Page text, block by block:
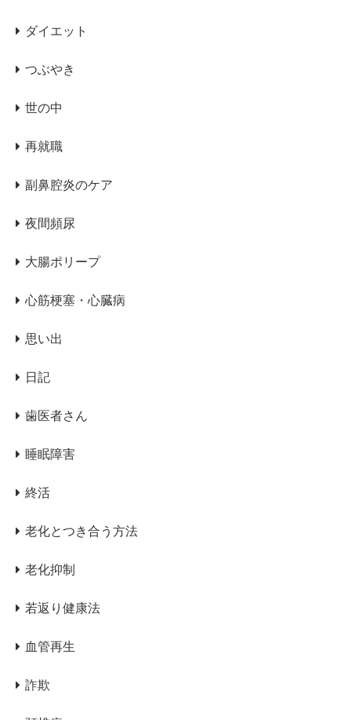
ダイエット
つぶやき
世の中
再就職
副鼻腔炎のケア
夜間頻尿
大腸ポリープ
心筋梗塞・心臓病
思い出
日記
歯医者さん
睡眠障害
終活
老化とつき合う方法
老化抑制
若返り健康法
血管再生
詐欺